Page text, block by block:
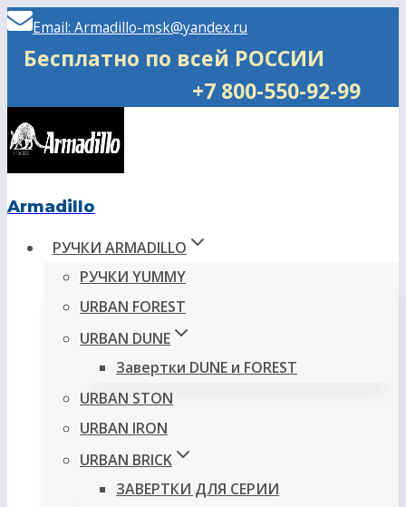
Перейти
Email: Armadillo-msk@yandex.ru
Бесплатно по всей РОССИИ
+7 800-550-92-99
Armadillo
РУЧКИ ARMADILLO
РУЧКИ YUMMY
URBAN FOREST
URBAN DUNE
Завертки DUNE и FOREST
URBAN STON
URBAN IRON
URBAN BRICK
ЗАВЕРТКИ ДЛЯ СЕРИИ